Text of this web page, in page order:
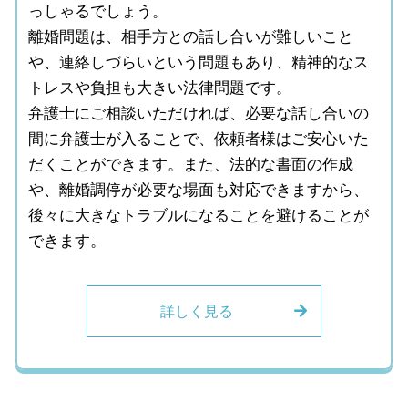
っしゃるでしょう。
離婚問題は、相手方との話し合いが難しいこと
や、連絡しづらいという問題もあり、精神的なス
トレスや負担も大きい法律問題です。
弁護士にご相談いただければ、必要な話し合いの
間に弁護士が入ることで、依頼者様はご安心いた
だくことができます。また、法的な書面の作成
や、離婚調停が必要な場面も対応できますから、
後々に大きなトラブルになることを避けることが
できます。
詳しく見る